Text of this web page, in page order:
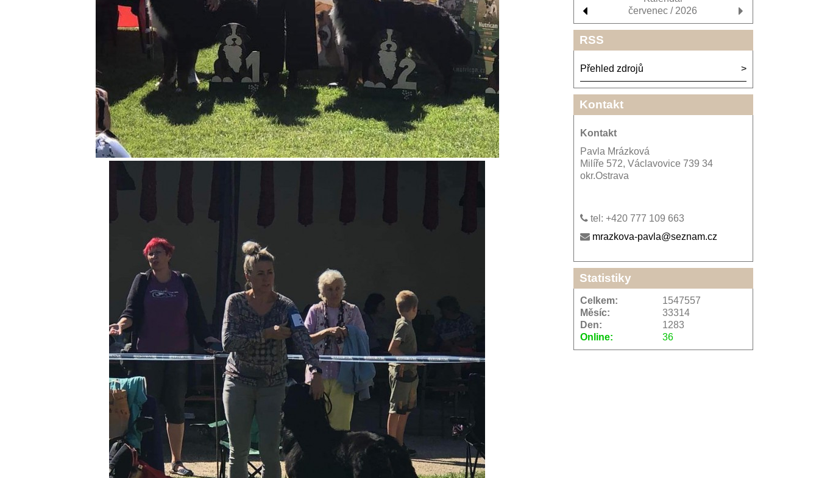
červenec / 2026
RSS
Přehled zdrojů
Kontakt
Kontakt
Pavla Mrázková
Milíře 572, Václavovice 739 34
okr.Ostrava
tel: +420 777 109 663
mrazkova-pavla@seznam.cz
Statistiky
Online: 36
Celkem:
1547557
Měsíc:
33314
Den:
1283